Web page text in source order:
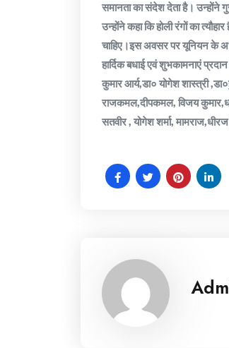
समानता का संदेश देता है।
उन्होंने कहा कि होली रंगों का
चाहिए।इस अवसर पर यूनियन के
हार्दिक बधाई एवं शुभकामनाएं
कुमार आर्य,डा० योगेश शास्त्री
राजकमल,दीपकमल, विजय
सतवीर , योगेश शर्मा,